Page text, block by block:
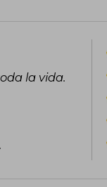
la vida.
.